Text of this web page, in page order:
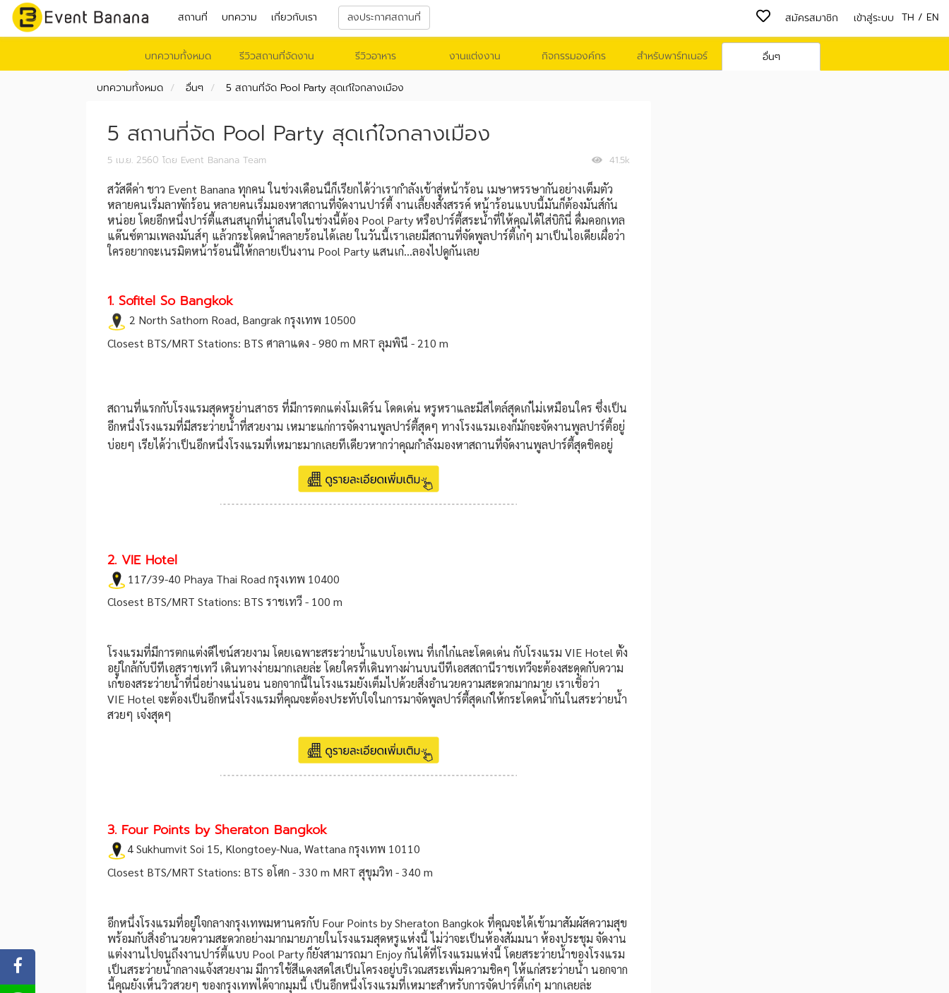
สถานที่ บทความ เกี่ยวกับเรา ลงประกาศสถานที่ TH / EN
สมัครสมาชิก เข้าสู่ระบบ
บทความทั้งหมด รีวิวสถานที่จัดงาน รีวิวอาหาร งานแต่งงาน กิจกรรมองค์กร สำหรับพาร์ทเนอร์ อื่นๆ
บทความทั้งหมด อื่นๆ 5 สถานที่จัด Pool Party สุดเก๋ใจกลางเมือง
5 สถานที่จัด Pool Party สุดเก๋ใจกลางเมือง
41.5k
5 เม.ย. 2560 โดย Event Banana Team
สวัสดีค่า ชาว Event Banana ทุกคน ในช่วงเดือนนี้ก็เรียกได้ว่าเรากำลังเข้าสู่หน้าร้อน เมษาหรรษากันอย่างเต็มตัว
หลายคนเริ่มลาพักร้อน หลายคนเริ่มมองหาสถานที่จัดงานปาร์ตี้ งานเลี้ยงสังสรรค์ หน้าร้อนแบบนี้มันก็ต้องมันส์กัน
หน่อย โดยอีกหนึ่งปาร์ตี้แสนสนุกที่น่าสนใจในช่วงนี้ต้อง Pool Party หรือปาร์ตี้สระน้ำที่ให้คุณได้ใส่บิกินี่ ดื่มคอกเทล
แด๊นซ์ตามเพลงมันส์ๆ แล้วกระโดดน้ำคลายร้อนได้เลย ในวันนี้เราเลยมีสถานที่จัดพูลปาร์ตี้เก๋ๆ มาเป็นไอเดียเผื่อว่า
ใครอยากจะเนรมิตหน้าร้อนนี้ให้กลายเป็นงาน Pool Party แสนเก๋...ลองไปดูกันเลย
1. Sofitel So Bangkok
2 North Sathorn Road, Bangrak กรุงเทพ 10500
Closest BTS/MRT Stations: BTS ศาลาแดง - 980 m MRT ลุมพินี - 210 m
สถานที่แรกกับโรงแรมสุดหรูย่านสาธร ที่มีการตกแต่งโมเดิร์น โดดเด่น หรูหราและมีสไตล์สุดเก๋ไม่เหมือนใคร ซึ่งเป็น
อีกหนึ่งโรงแรมที่มีสระว่ายน้ำที่สวยงาม เหมาะแก่การจัดงานพูลปาร์ตี้สุดๆ ทางโรงแรมเองก็มักจะจัดงานพูลปาร์ตี้อยู่
บ่อยๆ เรียได้ว่าเป็นอีกหนึ่งโรงแรมที่เหมาะมากเลยทีเดียวหากว่าคุณกำลังมองหาสถานที่จัดงานพูลปาร์ตี้สุดชิคอยู่
2. VIE Hotel
117/39-40 Phaya Thai Road กรุงเทพ 10400
Closest BTS/MRT Stations: BTS ราชเทวี - 100 m
โรงแรมที่มีการตกแต่งดีไซน์สวยงาม โดยเฉพาะสระว่ายน้ำแบบโอเพน ที่เก๋ไก๋และโดดเด่น กับโรงแรม VIE Hotel ตั้ง
อยู่ใกล้กับบีทีเอสราชเทวี เดินทางง่ายมากเลยล่ะ โดยใครที่เดินทางผ่านบนบีทีเอสสถานีราชเทวีจะต้องสะดุดกับความ
เก๋ของสระว่ายน้ำที่นี่อย่างแน่นอน นอกจากนี้ในโรงแรมยังเต็มไปด้วยสิ่งอำนวยความสะดวกมากมาย เราเชิ่อว่า
VIE Hotel จะต้องเป็นอีกหนึ่งโรงแรมที่คุณจะต้องประทับใจในการมาจัดพูลปาร์ตี้สุดเก๋ให้กระโดดน้ำกันในสระว่ายน้ำ
สวยๆ เจ๋งสุดๆ
3. Four Points by Sheraton Bangkok
4 Sukhumvit Soi 15, Klongtoey-Nua, Wattana กรุงเทพ 10110
Closest BTS/MRT Stations: BTS อโศก - 330 m MRT สุขุมวิท - 340 m
อีกหนึ่งโรงแรมที่อยู่ใจกลางกรุงเทพมหานครกับ Four Points by Sheraton Bangkok ที่คุณจะได้เข้ามาสัมผัสความสุข
พร้อมกับสิ่งอำนวยความสะดวกอย่างมากมายภายในโรงแรมสุดหรูแห่งนี้ ไม่ว่าจะเป็นห้องสัมมนา ห้องประชุม จัดงาน
แต่งงานไปจนถึงงานปาร์ตี้แบบ Pool Party ก็ยังสามารถมา Enjoy กันได้ที่โรงแรมแห่งนี้ โดยสระว่ายน้ำของโรงแรม
เป็นสระว่ายน้ำกลางแจ้งสวยงาม มีการใช้สีแดงสดใสเป็นโครงอยู่บริเวณสระเพิ่มความชิคๆ ให้แก่สระว่ายน้ำ นอกจาก
นี้คุณยังเห็นวิวสวยๆ ของกรุงเทพได้จากมุมนี้ เป็นอีกหนึ่งโรงแรมที่เหมาะสำหรับการจัดปาร์ตี้เก๋ๆ มากเลยล่ะ